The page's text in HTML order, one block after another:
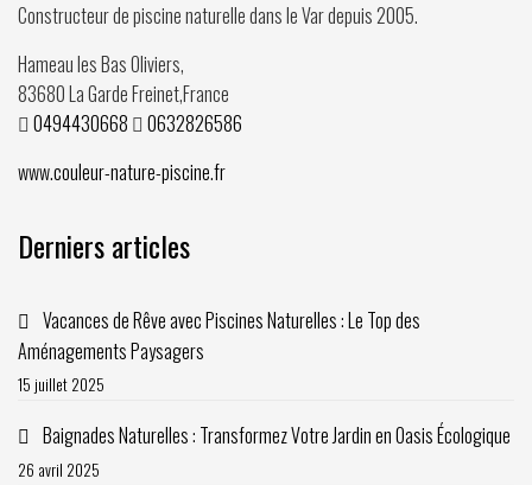
Constructeur de piscine naturelle dans le Var depuis2005.
Hameau les Bas Oliviers,
83680La Garde Freinet,France
0494430668
0632826586
www.couleur-nature-piscine.fr
Derniers articles
Vacances de Rêve avec Piscines Naturelles : Le Top des
Aménagements Paysagers
15 juillet 2025
Baignades Naturelles : Transformez Votre Jardin en Oasis Écologique
26 avril 2025